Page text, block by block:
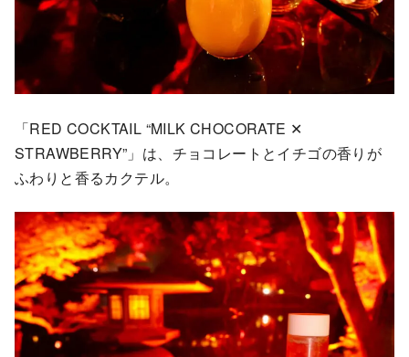
「RED COCKTAIL “MILK CHOCORATE ✕
STRAWBERRY”」は、チョコレートとイチゴの香りが
ふわりと香るカクテル。